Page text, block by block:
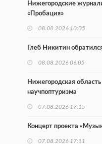
Нижегородские
«Пробация»
08.08.2026 10:05
Глеб Никитин
08.08.2026 06:05
Нижегородская
научпоптуризма
07.08.2026 17:15
Концерт проекта
07.08.2026 17:11